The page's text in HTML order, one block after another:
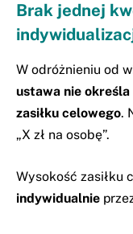
Brak jednej
W odróżnieniu od
ustawa nie
zasiłku celowego.
„X zł na osobę”.
Wysokość zasiłku
indywidualnie